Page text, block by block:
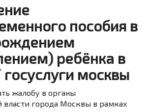
пособия в
ребёнка в
москвы
жалобу в органы
власти города Москвы в рамках